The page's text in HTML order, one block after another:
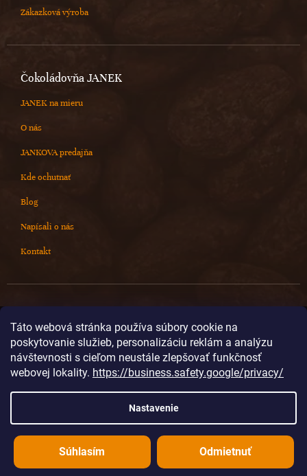
Táto webová stránka používa súbory cookie na
poskytovanie služieb, personalizáciu reklám a analýzu
návštevnosti s cieľom neustále zlepšovať funkčnosť
webovej lokality. https://business.safety.google/privacy/
Nastavenie
Odmietnuť
Súhlasím
Zákazková výroba
Čokoládovňa JANEK
JANEK na mieru
O nás
JANKOVA predajňa
Kde ochutnať
Blog
Napísali o nás
Kontakt
info@cokoladovnajanek.sk
+420 778 716 678
@janek_chocolate
Vytvoril Shoptet
Copyright 2026Čokoládovňa JANEK. Všetky práva vyhradené.